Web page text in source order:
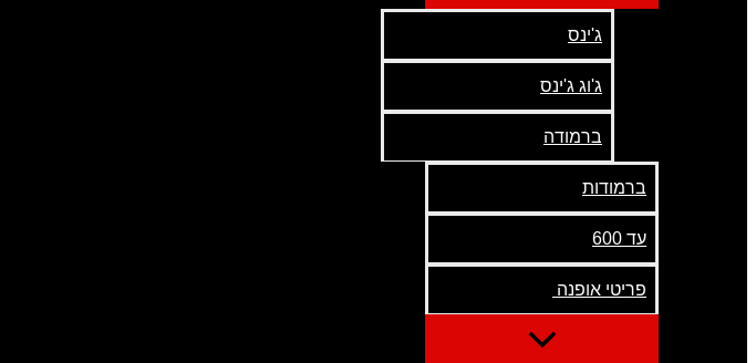
ג'ינס
ג'וג ג'ינס
ברמודה
ברמודות
עד 600
פריטי אופנה